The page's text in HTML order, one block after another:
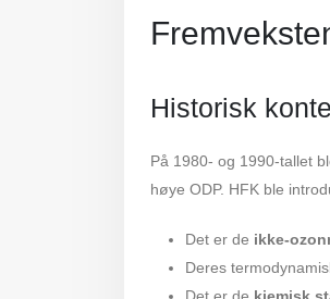
Historisk
På 1980- og 1990-tallet
høye ODP. HFK ble
Det er de ikke-
Deres